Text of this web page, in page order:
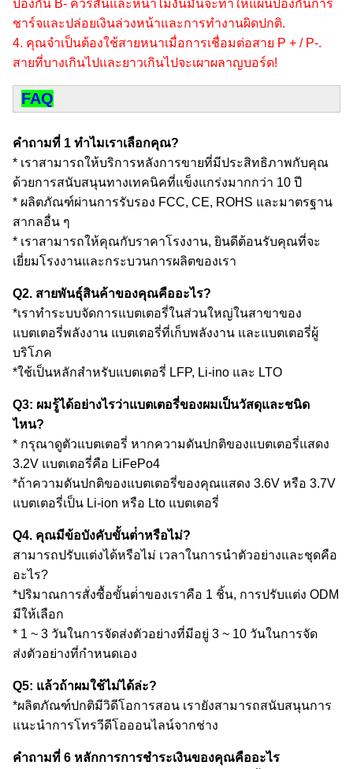
ป้องกัน B- ควรสั้นและหนาไม่งั้นมันจะทําให้แผ่นป้องกันการ
ชาร์จและปล่อยเงินล่วงหน้าและการทํางานผิดปกติ.
4. คุณจําเป็นต้องใช้สายหนาเมื่อการเชื่อมต่อสาย P + / P-.
สายที่บางเกินไปและยาวเกินไปจะเผาผลาญบอร์ด!
FAQ
คําถามที่ 1 ทําไมเราเลือกคุณ?
* เราสามารถให้บริการหลังการขายที่มีประสิทธิภาพกับคุณ
ด้วยการสนับสนุนทางเทคนิคที่แข็งแกร่งมากกว่า 10 ปี
* ผลิตภัณฑ์ผ่านการรับรอง FCC, CE, ROHS และมาตรฐาน
สากลอื่น ๆ
* เราสามารถให้คุณกับราคาโรงงาน, ยินดีต้อนรับคุณที่จะ
เยี่ยมโรงงานและกระบวนการผลิตของเรา
Q2. สายพันธุ์สินค้าของคุณคืออะไร?
*เราทําระบบจัดการแบตเตอรี่ในส่วนใหญ่ในสาขาของ
แบตเตอรี่พลังงาน แบตเตอรี่ที่เก็บพลังงาน และแบตเตอรี่ผู้
บริโภค
*ใช้เป็นหลักสําหรับแบตเตอรี่ LFP, Li-ino และ LTO
Q3: ผมรู้ได้อย่างไรว่าแบตเตอรี่ของผมเป็นวัสดุและชนิด
ไหน?
* กรุณาดูตัวแบตเตอรี่ หากความดันปกติของแบตเตอรี่แสดง
3.2V แบตเตอรี่คือ LiFePo4
*ถ้าความดันปกติของแบตเตอรี่ของคุณแสดง 3.6V หรือ 3.7V
แบตเตอรี่เป็น Li-ion หรือ Lto แบตเตอรี่
Q4. คุณมีข้อบังคับขั้นต่ําหรือไม่?
สามารถปรับแต่งได้หรือไม่ เวลาในการนําตัวอย่างและชุดคือ
อะไร?
*ปริมาณการสั่งซื้อขั้นต่ําของเราคือ 1 ชิ้น, การปรับแต่ง ODM
มีให้เลือก
* 1 ~ 3 วันในการจัดส่งตัวอย่างที่มีอยู่ 3 ~ 10 วันในการจัด
ส่งตัวอย่างที่กําหนดเอง
Q5: แล้วถ้าผมใช้ไม่ได้ล่ะ?
*ผลิตภัณฑ์ปกติมีวิดีโอการสอน เรายังสามารถสนับสนุนการ
แนะนําการโทรวีดีโอออนไลน์จากช่าง
คําถามที่ 6 หลักการการชําระเงินของคุณคืออะไร